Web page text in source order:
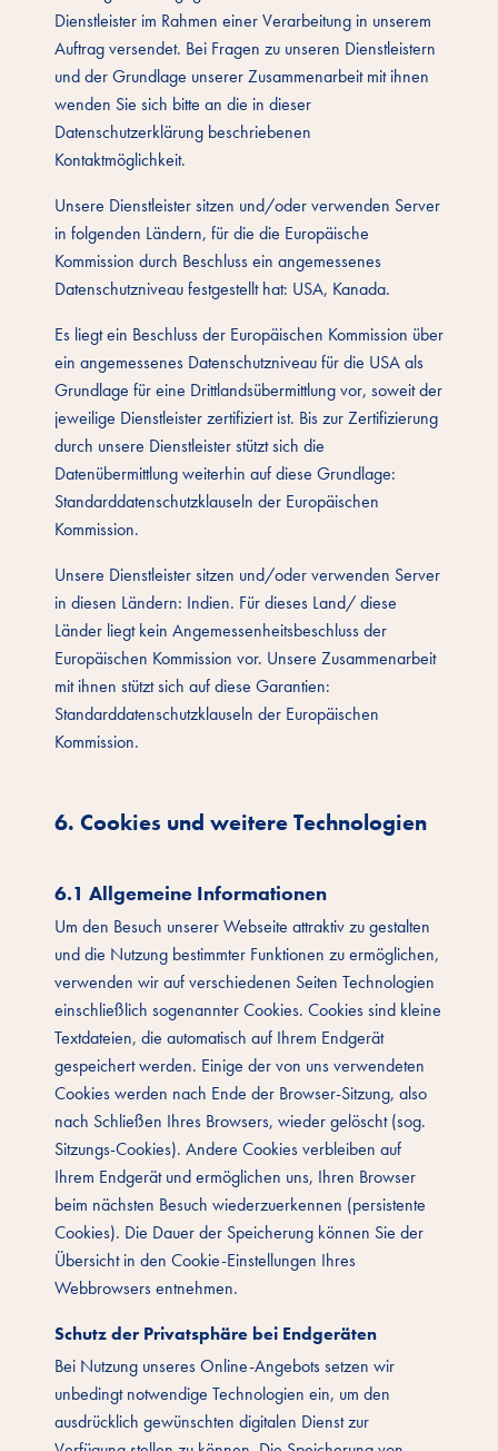
Dienstleister im Rahmen einer Verarbeitung in unserem
Auftrag versendet. Bei Fragen zu unseren Dienstleistern
und der Grundlage unserer Zusammenarbeit mit ihnen
wenden Sie sich bitte an die in dieser
Datenschutzerklärung beschriebenen
Kontaktmöglichkeit.
Unsere Dienstleister sitzen und/oder verwenden Server
in folgenden Ländern, für die die Europäische
Kommission durch Beschluss ein angemessenes
Datenschutzniveau festgestellt hat: USA, Kanada.
Es liegt ein Beschluss der Europäischen Kommission über
ein angemessenes Datenschutzniveau für die USA als
Grundlage für eine Drittlandsübermittlung vor, soweit der
jeweilige Dienstleister zertifiziert ist. Bis zur Zertifizierung
durch unsere Dienstleister stützt sich die
Datenübermittlung weiterhin auf diese Grundlage:
Standarddatenschutzklauseln der Europäischen
Kommission.
Unsere Dienstleister sitzen und/oder verwenden Server
in diesen Ländern: Indien. Für dieses Land/ diese
Länder liegt kein Angemessenheitsbeschluss der
Europäischen Kommission vor. Unsere Zusammenarbeit
mit ihnen stützt sich auf diese Garantien:
Standarddatenschutzklauseln der Europäischen
Kommission.
6. Cookies und weitere Technologien
6.1 Allgemeine Informationen
Um den Besuch unserer Webseite attraktiv zu gestalten
und die Nutzung bestimmter Funktionen zu ermöglichen,
verwenden wir auf verschiedenen Seiten Technologien
einschließlich sogenannter Cookies. Cookies sind kleine
Textdateien, die automatisch auf Ihrem Endgerät
gespeichert werden. Einige der von uns verwendeten
Cookies werden nach Ende der Browser-Sitzung, also
nach Schließen Ihres Browsers, wieder gelöscht (sog.
Sitzungs-Cookies). Andere Cookies verbleiben auf
Ihrem Endgerät und ermöglichen uns, Ihren Browser
beim nächsten Besuch wiederzuerkennen (persistente
Cookies). Die Dauer der Speicherung können Sie der
Übersicht in den Cookie-Einstellungen Ihres
Webbrowsers entnehmen.
Schutz der Privatsphäre bei Endgeräten
Bei Nutzung unseres Online-Angebots setzen wir
unbedingt notwendige Technologien ein, um den
ausdrücklich gewünschten digitalen Dienst zur